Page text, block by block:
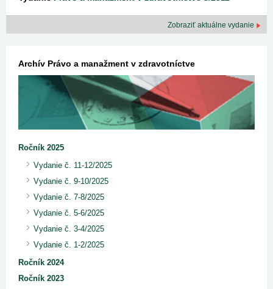
Zobraziť aktuálne vydanie
Archív Právo a manažment v zdravotníctve
Ročník 2025
Vydanie č. 11-12/2025
Vydanie č. 9-10/2025
Vydanie č. 7-8/2025
Vydanie č. 5-6/2025
Vydanie č. 3-4/2025
Vydanie č. 1-2/2025
Ročník 2024
Ročník 2023